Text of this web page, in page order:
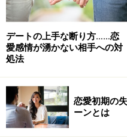
自らのたどってき
げることが大切！
「なぜ、今まで自分が結
この質問を自問してみま
割にはきちんとした意味
すから、20代で結婚する
代で最愛のパートナーと
にとっての学びとは何か
デートの上手な断り方……恋
愛感情が湧かない相手への対
処法
恋愛初期の
ーンとは